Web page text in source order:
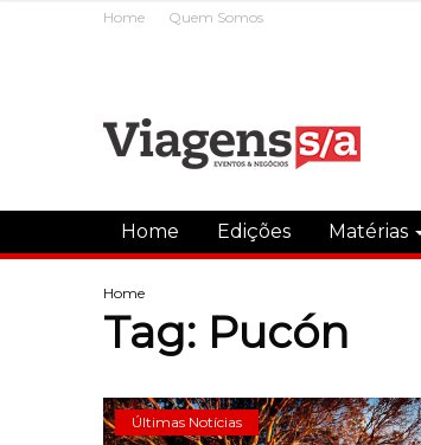
Home Quem Somos
Home Edições Matérias
Home
Tag: Pucón
Últimas Notícias